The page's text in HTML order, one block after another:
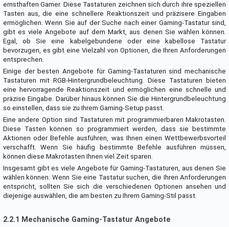
ernsthaften Gamer. Diese Tastaturen zeichnen sich durch ihre speziellen
Tasten aus, die eine schnellere Reaktionszeit und präzisere Eingaben
ermöglichen. Wenn Sie auf der Suche nach einer Gaming-Tastatur sind,
gibt es viele Angebote auf dem Markt, aus denen Sie wählen können.
Egal, ob Sie eine kabelgebundene oder eine kabellose Tastatur
bevorzugen, es gibt eine Vielzahl von Optionen, die Ihren Anforderungen
entsprechen.
Einige der besten Angebote für Gaming-Tastaturen sind mechanische
Tastaturen mit RGB-Hintergrundbeleuchtung. Diese Tastaturen bieten
eine hervorragende Reaktionszeit und ermöglichen eine schnelle und
präzise Eingabe. Darüber hinaus können Sie die Hintergrundbeleuchtung
so einstellen, dass sie zu Ihrem Gaming-Setup passt.
Eine andere Option sind Tastaturen mit programmierbaren Makrotasten.
Diese Tasten können so programmiert werden, dass sie bestimmte
Aktionen oder Befehle ausführen, was Ihnen einen Wettbewerbsvorteil
verschafft. Wenn Sie häufig bestimmte Befehle ausführen müssen,
können diese Makrotasten Ihnen viel Zeit sparen.
Insgesamt gibt es viele Angebote für Gaming-Tastaturen, aus denen Sie
wählen können. Wenn Sie eine Tastatur suchen, die Ihren Anforderungen
entspricht, sollten Sie sich die verschiedenen Optionen ansehen und
diejenige auswählen, die am besten zu Ihrem Gaming-Stil passt.
2.2.1 Mechanische Gaming-Tastatur Angebote